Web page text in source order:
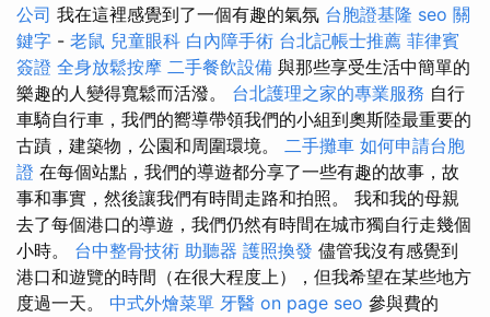
公司 我在這裡感覺到了一個有趣的氣氛 台胞證基隆 seo 關
鍵字 - 老鼠 兒童眼科 白內障手術 台北記帳士推薦 菲律賓
簽證 全身放鬆按摩 二手餐飲設備 與那些享受生活中簡單的
樂趣的人變得寬鬆而活潑。 台北護理之家的專業服務 自行
車騎自行車，我們的嚮導帶領我們的小組到奧斯陸最重要的
古蹟，建築物，公園和周圍環境。 二手攤車 如何申請台胞
證 在每個站點，我們的導遊都分享了一些有趣的故事，故
事和事實，然後讓我們有時間走路和拍照。 我和我的母親
去了每個港口的導遊，我們仍然有時間在城市獨自行走幾個
小時。 台中整骨技術 助聽器 護照換發 儘管我沒有感覺到
港口和遊覽的時間（在很大程度上），但我希望在某些地方
度過一天。 中式外燴菜單 牙醫 on page seo 參與費的